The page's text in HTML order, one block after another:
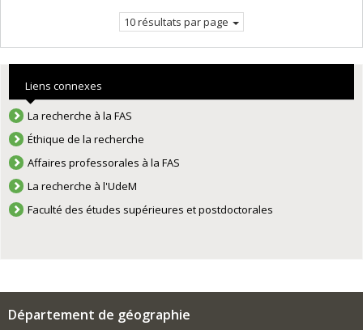
10 résultats par page
Liens connexes
La recherche à la FAS
Éthique de la recherche
Affaires professorales à la FAS
La recherche à l'UdeM
Faculté des études supérieures et postdoctorales
Département de géographie